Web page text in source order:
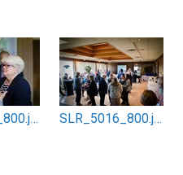
SLR_5013_800.jpg SLR_5016_800.jpg